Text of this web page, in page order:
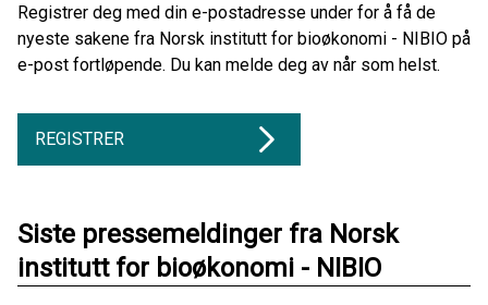
Registrer deg med din e-postadresse under for å få de
nyeste sakene fra Norsk institutt for bioøkonomi - NIBIO på
e-post fortløpende. Du kan melde deg av når som helst.
REGISTRER
Siste pressemeldinger fra Norsk
institutt for bioøkonomi - NIBIO